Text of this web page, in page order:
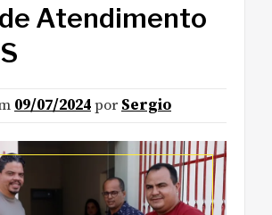
Atendimento
09/07/2024por Sergio